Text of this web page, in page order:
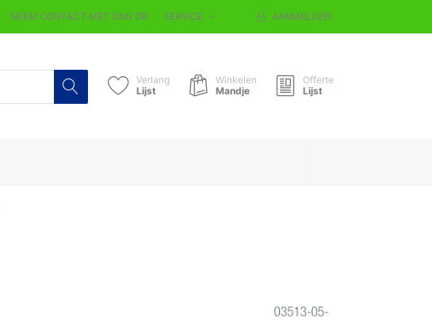
NEEM CONTACT MET ONS OP SERVICE AANMELDEN
Verlang
Lijst
Winkelen
Mandje
Offerte
Lijst